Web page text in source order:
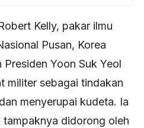
Kelly, pakar ilmu
Pusan, Korea
Yoon Suk Yeol
militer sebagai tindakan
menyerupai kudeta. Ia
didorong oleh